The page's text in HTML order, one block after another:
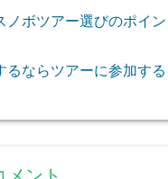
ノボツアー選びのポイン
るならツアーに参加する